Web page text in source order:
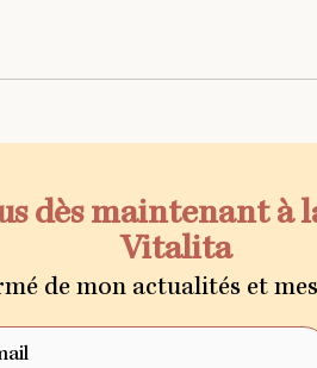
dès maintenant à
Vitalita
de mon actualités et